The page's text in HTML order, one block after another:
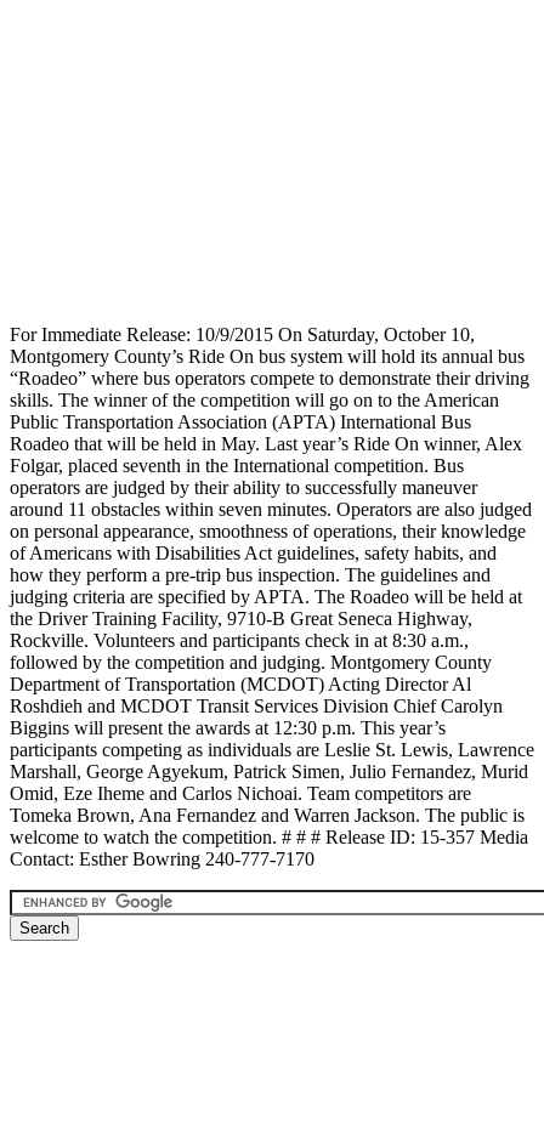
For Immediate Release: 10/9/2015 On Saturday, October 10,
Montgomery County’s Ride On bus system will hold its annual bus
“Roadeo” where bus operators compete to demonstrate their driving
skills. The winner of the competition will go on to the American
Public Transportation Association (APTA) International Bus
Roadeo that will be held in May. Last year’s Ride On winner, Alex
Folgar, placed seventh in the International competition. Bus
operators are judged by their ability to successfully maneuver
around 11 obstacles within seven minutes. Operators are also judged
on personal appearance, smoothness of operations, their knowledge
of Americans with Disabilities Act guidelines, safety habits, and
how they perform a pre-trip bus inspection. The guidelines and
judging criteria are specified by APTA. The Roadeo will be held at
the Driver Training Facility, 9710-B Great Seneca Highway,
Rockville. Volunteers and participants check in at 8:30 a.m.,
followed by the competition and judging. Montgomery County
Department of Transportation (MCDOT) Acting Director Al
Roshdieh and MCDOT Transit Services Division Chief Carolyn
Biggins will present the awards at 12:30 p.m. This year’s
participants competing as individuals are Leslie St. Lewis, Lawrence
Marshall, George Agyekum, Patrick Simen, Julio Fernandez, Murid
Omid, Eze Iheme and Carlos Nichoai. Team competitors are
Tomeka Brown, Ana Fernandez and Warren Jackson. The public is
welcome to watch the competition. # # # Release ID: 15-357 Media
Contact: Esther Bowring 240-777-7170